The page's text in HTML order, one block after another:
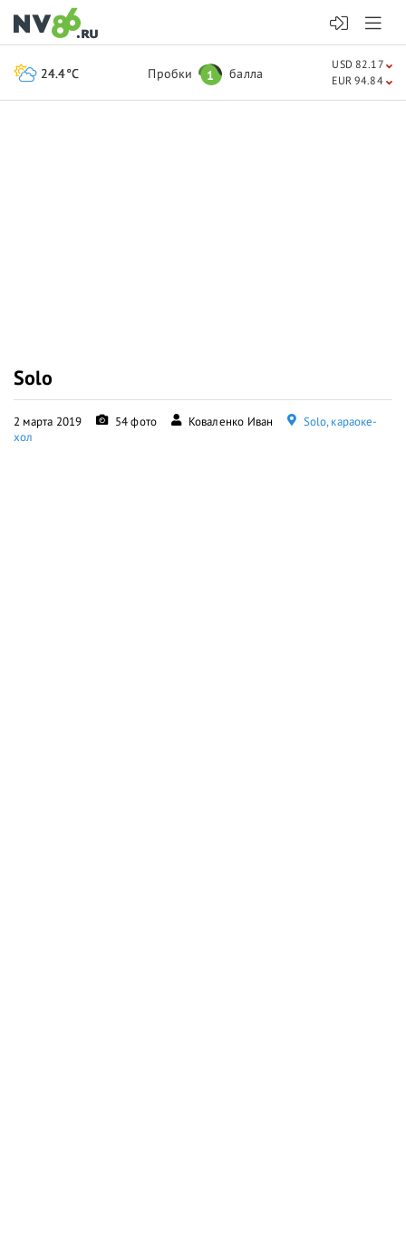
Solo
2 марта 2019 54 фото Коваленко Иван
Solo, караоке-
хол
24.4°C Пробки 1 балла
USD 82.17
EUR 94.84